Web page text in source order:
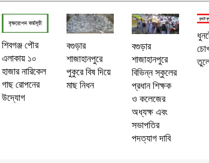
শিবগঞ্জ পৌর
এলাকায় ১০
হাজার নারিকেল
গাছ রোপনের
উদ্যোগ
বগুড়ার
শাজাহানপুরে
পুকুরে বিষ দিয়ে
মাছ নিধন
বগুড়ার
শাজাহানপুরে
বিভিন্ন স্কুলের
প্রধান শিক্ষক
ও কলেজের
অধ্যক্ষ এবং
সভাপতির
পদত্যাগ দাবি